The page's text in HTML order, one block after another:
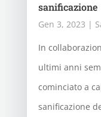
sanificazione
Gen 3, 2023 |
In
ultimi anni
cominciato a
sanificazione